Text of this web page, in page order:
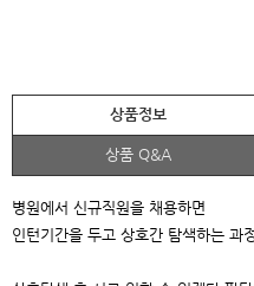
상품정보
상품 Q&A
병원에서 신규직원을 채용하면
인턴기간을 두고 상호간 탐색하는 과